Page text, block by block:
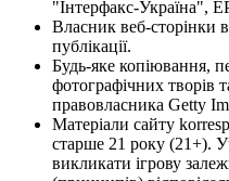
"Інтерфакс-Україна",
Власник веб-сторінки
публікації.
Будь-яке копіювання,
фотографічних творів
правовласника Getty
Матеріали сайту
старше 21 року (21+).
викликати ігрову